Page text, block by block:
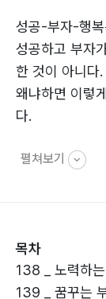
성공-부자-행
성공하고 부자
한 것이 아니다.
왜냐하면 이렇
다.
따라서 이제라
있는 확실한 해
성공-부자-행복
펼쳐보기
목차
138 _ 노력하
139 _ 꿈꾸는